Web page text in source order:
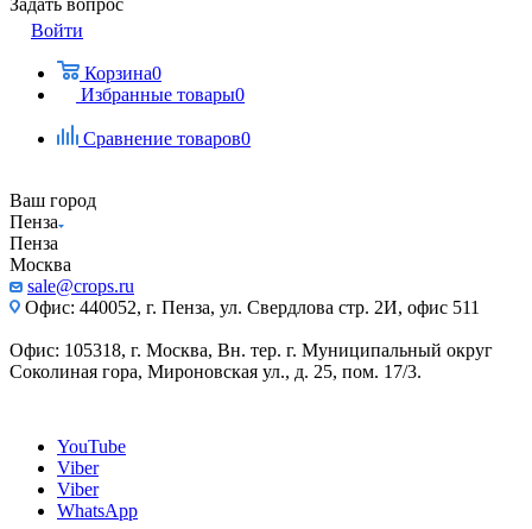
Задать вопрос
Войти
Корзина0
Избранные товары0
Сравнение товаров0
Ваш город
Пенза
Пенза
Москва
sale@crops.ru
Офис: 440052, г. Пенза, ул. Свердлова стр. 2И, офис 511
Офис: 105318, г. Москва, Вн. тер. г. Муниципальный округ
Соколиная гора, Мироновская ул., д. 25, пом. 17/3.
YouTube
Viber
Viber
WhatsApp